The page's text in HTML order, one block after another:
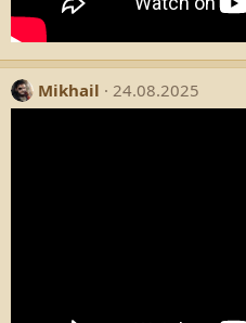
Mikhail 24.08.2025